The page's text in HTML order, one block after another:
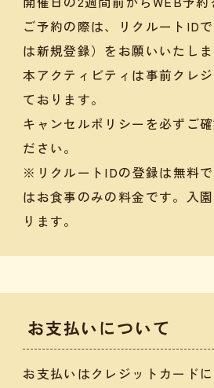
ご予約の際は、リクルートID
は新規登録）をお願いいたしま
本アクティビティは事前クレ
ております。
キャンセルポリシーを必ずご
ださい。
※リクルートIDの登録は無料
はお食事のみの料金です。入
ります。
お支払いについて
お支払いはクレジットカード